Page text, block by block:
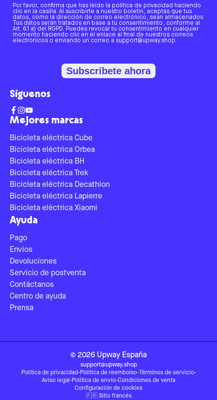
Mejores marcas
Bicicleta eléctrica Cube
Bicicleta eléctrica Orbea
Bicicleta eléctrica BH
Bicicleta eléctrica Trek
Bicicleta eléctrica Decathlon
Bicicleta eléctrica Lapierre
Bicicleta eléctrica Xiaomi
Ayuda
Pago
Envíos
Devoluciones
Servicio de postventa
Contáctanos
Centro de ayuda
Prensa
Por favor, confirma que has leído la política de privacidad haciendo
clic en la casilla. Al suscribirte a nuestro boletín, aceptas que tus
datos, como la dirección de correo electrónico, sean almacenados.
Tus datos serán tratados en base a tu consentimiento, conforme al
Art. 6.1 a) del RGPD. Puedes revocar tu consentimiento en cualquier
momento haciendo clic en el enlace al final de nuestros correos
electrónicos o enviando un correo a support@upway.shop.
Subscríbete ahora
Síguenos
© 2026 Upway España
support@upway.shop
Política de privacidad-Política de reembolso-Términos de servicio-
Aviso legal -Política de envío-Condiciones de venta
Configuración de cookies
🇫🇷 Sitio francés